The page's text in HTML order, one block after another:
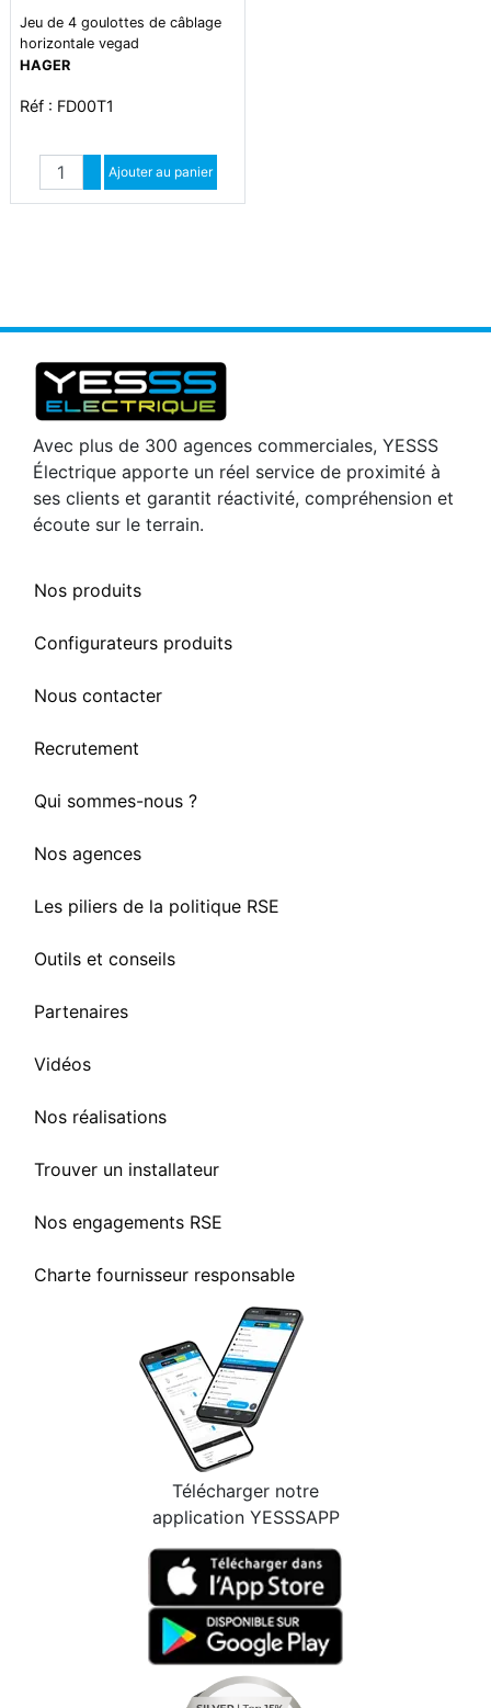
Jeu de 4 goulottes de câblage
horizontale vegad
HAGER
Réf : FD00T1
Quantité
Augmenter quantité
Diminuer quantité
Ajouter au panier
Avec plus de 300 agences commerciales, YESSS
Électrique apporte un réel service de proximité à
ses clients et garantit réactivité, compréhension et
écoute sur le terrain.
Nos produits
Configurateurs produits
Nous contacter
Recrutement
Qui sommes-nous ?
Nos agences
Les piliers de la politique RSE
Outils et conseils
Partenaires
Vidéos
Nos réalisations
Trouver un installateur
Nos engagements RSE
Charte fournisseur responsable
Télécharger notre
application YESSSAPP